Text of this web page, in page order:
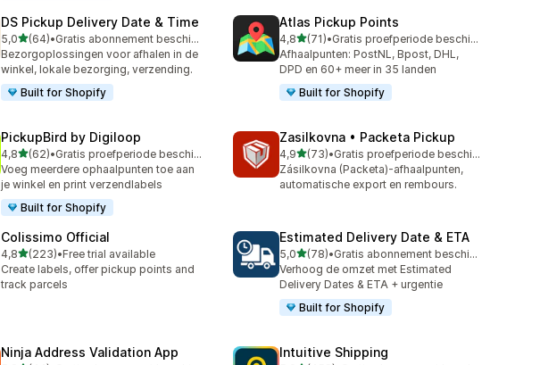
DS Pickup Delivery Date & Time
5,0van 5 sterren
(64)
64 recensies in totaal
•
Gratis abonnement beschikbaar
Bezorgoplossingen voor afhalen in de
winkel, lokale bezorging, verzending.
Built for Shopify
Atlas Pickup Points
4,8van 5 sterren
(71)
71 recensies in totaal
•
Gratis proefperiode beschikbaar
Afhaalpunten: PostNL, Bpost, DHL,
DPD en 60+ meer in 35 landen
Built for Shopify
PickupBird by Digiloop
4,8van 5 sterren
(62)
62 recensies in totaal
•
Gratis proefperiode beschikbaar
Voeg meerdere ophaalpunten toe aan
je winkel en print verzendlabels
Built for Shopify
Zasilkovna • Packeta Pickup
4,9van 5 sterren
(73)
73 recensies in totaal
•
Gratis proefperiode beschikbaar
Zásilkovna (Packeta)-afhaalpunten,
automatische export en rembours.
Colissimo Official
4,8van 5 sterren
(223)
223 recensies in totaal
•Free trial available
Create labels, offer pickup points and
track parcels
Estimated Delivery Date & ETA
5,0van 5 sterren
(78)
78 recensies in totaal
•
Gratis abonnement beschikbaar
Verhoog de omzet met Estimated
Delivery Dates & ETA + urgentie
Built for Shopify
Ninja Address Validation App Intuitive Shipping